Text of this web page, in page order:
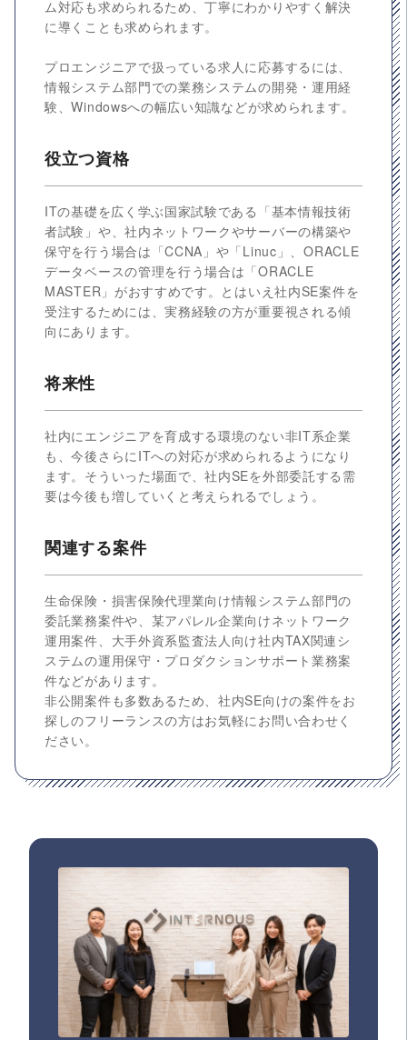
ム対応も求められるため、丁寧にわかりやすく解決
に導くことも求められます。
プロエンジニアで扱っている求人に応募するには、
情報システム部門での業務システムの開発・運用経
験、Windowsへの幅広い知識などが求められます。
役立つ資格
ITの基礎を広く学ぶ国家試験である「基本情報技術
者試験」や、社内ネットワークやサーバーの構築や
保守を行う場合は「CCNA」や「Linuc」、ORACLE
データベースの管理を行う場合は「ORACLE
MASTER」がおすすめです。とはいえ社内SE案件を
受注するためには、実務経験の方が重要視される傾
向にあります。
将来性
社内にエンジニアを育成する環境のない非IT系企業
も、今後さらにITへの対応が求められるようになり
ます。そういった場面で、社内SEを外部委託する需
要は今後も増していくと考えられるでしょう。
関連する案件
生命保険・損害保険代理業向け情報システム部門の
委託業務案件や、某アパレル企業向けネットワーク
運用案件、大手外資系監査法人向け社内TAX関連シ
ステムの運用保守・プロダクションサポート業務案
件などがあります。
非公開案件も多数あるため、社内SE向けの案件をお
探しのフリーランスの方はお気軽にお問い合わせく
ださい。